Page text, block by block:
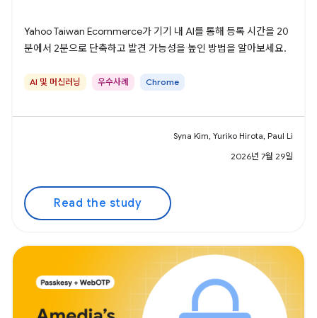
Yahoo Taiwan Ecommerce가 기기 내 AI를 통해 등록 시간을 20
분에서 2분으로 단축하고 발견 가능성을 높인 방법을 알아보세요.
AI 및 머신러닝 우수사례 Chrome
Syna Kim, Yuriko Hirota, Paul Li
2026년 7월 29일
Read the study